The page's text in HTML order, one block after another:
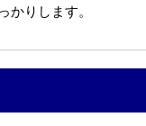
りします。